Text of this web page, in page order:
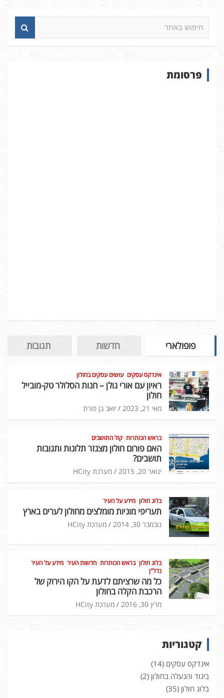
א
פרסומת
פופולארי חדשות תגובות
אינדקס עסקים עושים עסקים בחולון
ראיון עם אורי גולן – חנות הסלולר טק-מובייל
חולון
מאי 21, 2023 יואב בן פורת
בראש הכותרות קול התושבים
האם פורום חולון מצנזר תלונות ותגובות
תושבים?
ינואר 20, 2015 מערכת HCity
בלוג חולון מידע על העיר
תעריפי מוניות מומלצים מחולון לערים בארץ
נובמבר 30, 2014 מערכת HCity
בלוג חולון בראש הכותרות חדשות העיר מידע על העיר
נדל"ן
כל מה שרציתם לדעת על הקו הירוק של
הרכבת הקלה בחולון
מרץ 30, 2016 מערכת HCity
קטגוריות
אינדקס עסקים (14)
ביגוד והנעלה בחולון (2)
בלוג חולון (35)